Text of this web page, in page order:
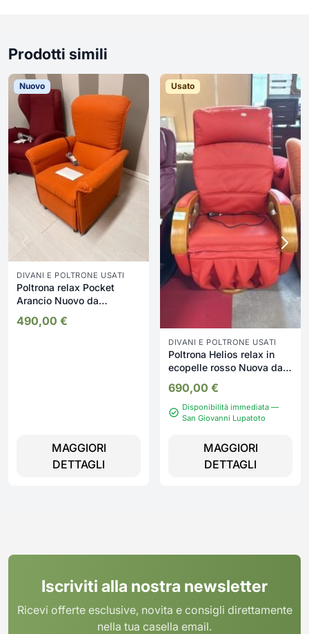
Prodotti simili
Nuovo
DIVANI E POLTRONE USATI
Poltrona relax Pocket
Arancio Nuovo da
490,00 €
MAGGIORI
DETTAGLI
Usato
DIVANI E POLTRONE USATI
Poltrona Helios relax in
ecopelle rosso Nuova da
690,00 €
Disponibilità immediata —
San Giovanni Lupatoto
MAGGIORI
DETTAGLI
Iscriviti alla nostra newsletter
Ricevi offerte esclusive, novita e consigli direttamente
nella tua casella email.